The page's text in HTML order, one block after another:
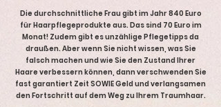
Die durchschnittliche Frau gibt im Jahr 840 Euro
für Haarpflegeprodukte aus. Das sind 70 Euro im
Monat! Zudem gibt es unzählige Pflegetipps da
draußen. Aber wenn Sie nicht wissen, was Sie
falsch machen und wie Sie den Zustand Ihrer
Haare verbessern können, dann verschwenden Sie
fast garantiert Zeit SOWIE Geld und verlangsamen
den Fortschritt auf dem Weg zu Ihrem Traumhaar.